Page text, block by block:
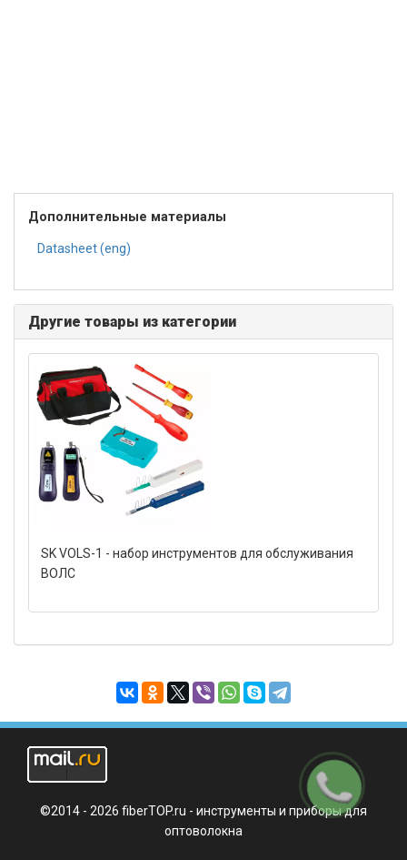
Дополнительные материалы
Datasheet (eng)
Другие товары из категории
SK VOLS-1 - набор инструментов для обслуживания
ВОЛС
©2014 - 2026 fiberTOP.ru - инструменты и приборы для
оптоволокна
Заказать
звонок